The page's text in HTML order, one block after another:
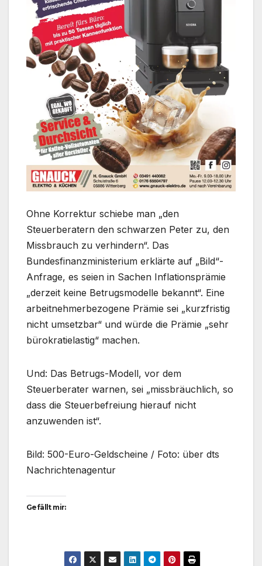
Ohne Korrektur schiebe man „den
Steuerberatern den schwarzen Peter zu, den
Missbrauch zu verhindern“. Das
Bundesfinanzministerium erklärte auf „Bild“-
Anfrage, es seien in Sachen Inflationsprämie
„derzeit keine Betrugsmodelle bekannt“. Eine
arbeitnehmerbezogene Prämie sei „kurzfristig
nicht umsetzbar“ und würde die Prämie „sehr
bürokratielastig“ machen.
Und: Das Betrugs-Modell, vor dem
Steuerberater warnen, sei „missbräuchlich, so
dass die Steuerbefreiung hierauf nicht
anzuwenden ist“.
Bild: 500-Euro-Geldscheine / Foto: über dts
Nachrichtenagentur
Gefällt mir: